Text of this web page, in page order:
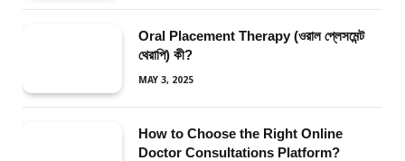
Oral Placement Therapy (ওরাল প্লেসমেন্ট
থেরাপি) কী?
MAY 3, 2025
How to Choose the Right Online
Doctor Consultations Platform?